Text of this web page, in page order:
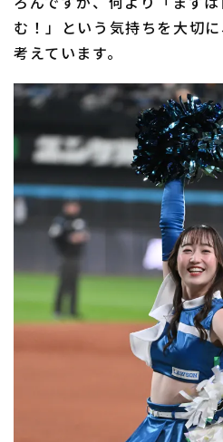
む！」という気持ちを大切
考えています。